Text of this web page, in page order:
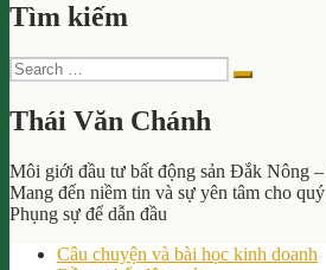
Tìm kiếm
Search
for:
Search
Thái Văn Chánh
Môi giới đầu tư bất động sản Đắk Nông
Mang đến niềm tin và sự yên tâm cho
Phụng sự để dẫn đầu
Câu chuyện và bài học kinh doanh